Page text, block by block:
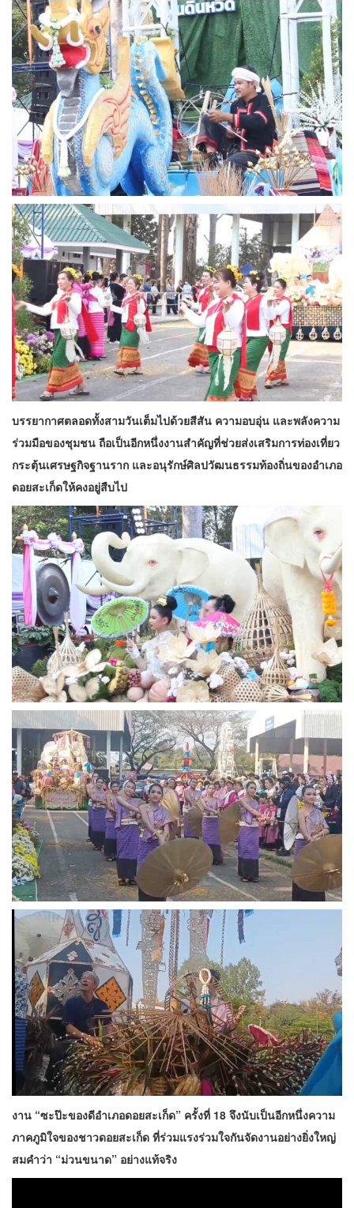
บรรยากาศตลอดทั้งสามวันเต็มไปด้วยสีสัน ความอบอุ่น และพลังความ
ร่วมมือของชุมชน ถือเป็นอีกหนึ่งงานสำคัญที่ช่วยส่งเสริมการท่องเที่ยว
กระตุ้นเศรษฐกิจฐานราก และอนุรักษ์ศิลปวัฒนธรรมท้องถิ่นของอำเภอ
ดอยสะเก็ดให้คงอยู่สืบไป
งาน “ซะป๊ะของดีอำเภอดอยสะเก็ด” ครั้งที่ 18 จึงนับเป็นอีกหนึ่งความ
ภาคภูมิใจของชาวดอยสะเก็ด ที่ร่วมแรงร่วมใจกันจัดงานอย่างยิ่งใหญ่
สมคำว่า “ม่วนขนาด” อย่างแท้จริง